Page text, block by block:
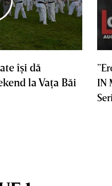
îşi dă
la Vaţa Băi
IN